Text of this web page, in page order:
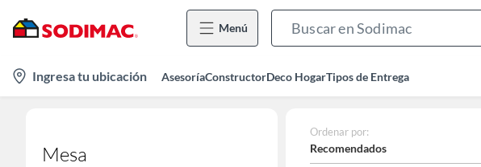
Menú
location-
icon
Ingresa tu ubicación AsesoríaConstructorDeco HogarTipos de Entrega
Mesa
Ordenar por:
Recomendados